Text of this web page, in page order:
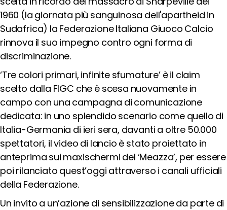
out!
Social
media
1960 (la giornata più sanguinosa dell'apartheid in
Sudafrica) la Federazione Italiana Giuoco Calcio
rinnova il suo impegno contro ogni forma di
discriminazione.
‘Tre colori primari, infinite sfumature’ è il claim
scelto dalla FIGC che è scesa nuovamente in
campo con una campagna di comunicazione
dedicata: in uno splendido scenario come quello di
Italia-Germania di ieri sera, davanti a oltre 50.000
spettatori, il video di lancio è stato proiettato in
anteprima sui maxischermi del ‘Meazza’, per essere
poi rilanciato quest’oggi attraverso i canali ufficiali
della Federazione.
Un invito a un’azione di sensibilizzazione da parte di